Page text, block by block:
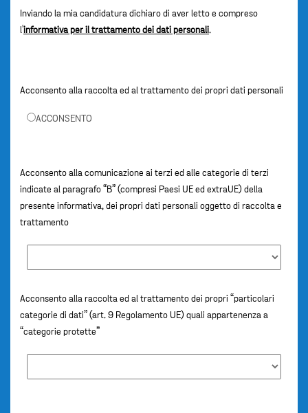
Inviando la mia candidatura dichiaro di aver letto e compreso
l'informativa per il trattamento dei dati personali.
Acconsento alla raccolta ed al trattamento dei propri dati personali
ACCONSENTO
Acconsento alla comunicazione ai terzi ed alle categorie di terzi
indicate al paragrafo “B” (compresi Paesi UE ed extraUE) della
presente informativa, dei propri dati personali oggetto di raccolta e
trattamento
Acconsento alla raccolta ed al trattamento dei propri “particolari
categorie di dati” (art. 9 Regolamento UE) quali appartenenza a
“categorie protette”